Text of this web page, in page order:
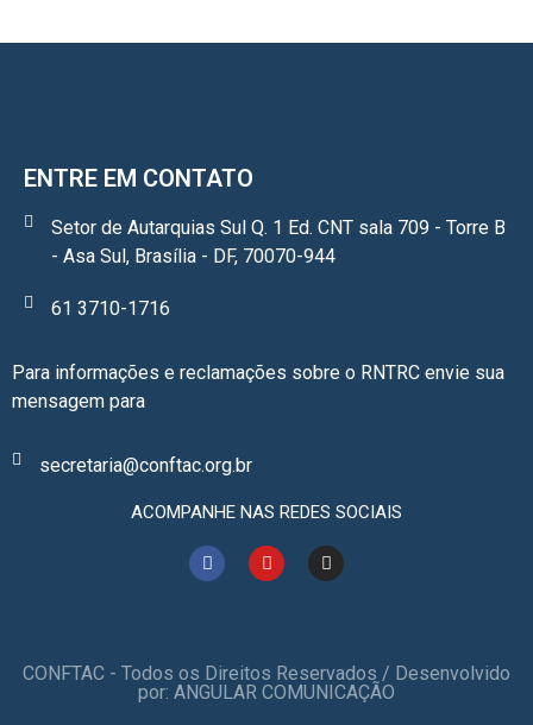
ENTRE EM CONTATO
Setor de Autarquias Sul Q. 1 Ed. CNT sala 709 - Torre B
- Asa Sul, Brasília - DF, 70070-944
61 3710-1716
Para informações e reclamações sobre o RNTRC envie sua
mensagem para
secretaria@conftac.org.br
ACOMPANHE NAS REDES SOCIAIS
CONFTAC - Todos os Direitos Reservados / Desenvolvido
por: ANGULAR COMUNICAÇÃO